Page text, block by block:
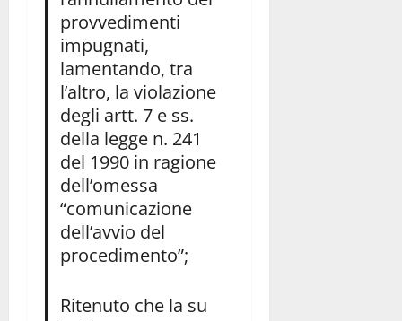
provvedimenti
impugnati,
lamentando, tra
l’altro, la violazione
degli artt. 7 e ss.
della legge n. 241
del 1990 in ragione
dell’omessa
“comunicazione
dell’avvio del
procedimento”;
Ritenuto che la su